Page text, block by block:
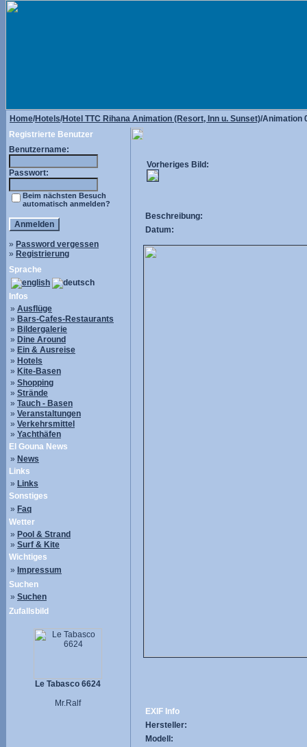
Home/Hotels/Hotel TTC Rihana Animation (Resort, Inn u. Sunset)/Animation
Registrierte Benutzer
Benutzername:
Passwort:
Beim nächsten Besuch
automatisch anmelden?
» Password vergessen
» Registrierung
Sprache
Infos
» Ausflüge
» Bars-Cafes-Restaurants
» Bildergalerie
» Dine Around
» Ein & Ausreise
» Hotels
» Kite-Basen
» Shopping
» Strände
» Tauch - Basen
» Veranstaltungen
» Verkehrsmittel
» Yachthäfen
El Gouna News
» News
Links
» Links
Sonstiges
» Faq
Wetter
» Pool & Strand
» Surf & Kite
Wichtiges
» Impressum
Suchen
» Suchen
Zufallsbild
Le Tabasco 6624
Mr.Ralf
Vorheriges Bild:
Beschreibung:
Datum:
EXIF Info
Hersteller:
Modell: